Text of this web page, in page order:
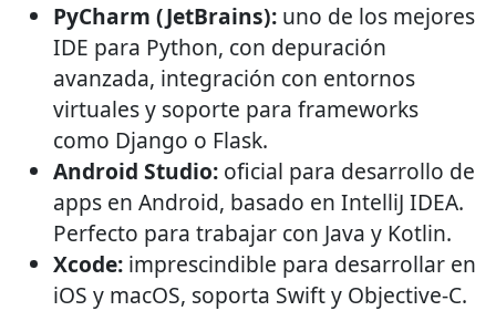
PyCharm (JetBrains): uno de los mejores
IDE para Python, con depuración
avanzada, integración con entornos
virtuales y soporte para frameworks
como Django o Flask.
Android Studio: oficial para desarrollo de
apps en Android, basado en IntelliJ IDEA.
Perfecto para trabajar con Java y Kotlin.
Xcode: imprescindible para desarrollar en
iOS y macOS, soporta Swift y Objective-C.